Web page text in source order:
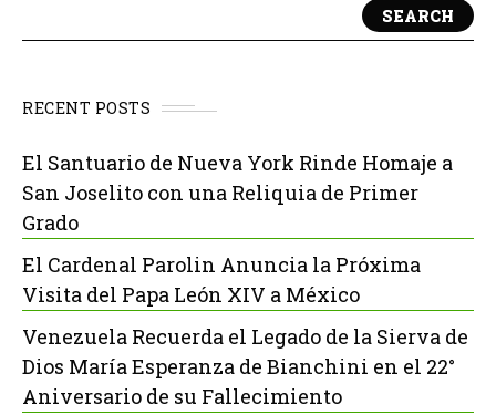
SEARCH
RECENT POSTS
El Santuario de Nueva York Rinde Homaje a
San Joselito con una Reliquia de Primer
Grado
El Cardenal Parolin Anuncia la Próxima
Visita del Papa León XIV a México
Venezuela Recuerda el Legado de la Sierva de
Dios María Esperanza de Bianchini en el 22°
Aniversario de su Fallecimiento